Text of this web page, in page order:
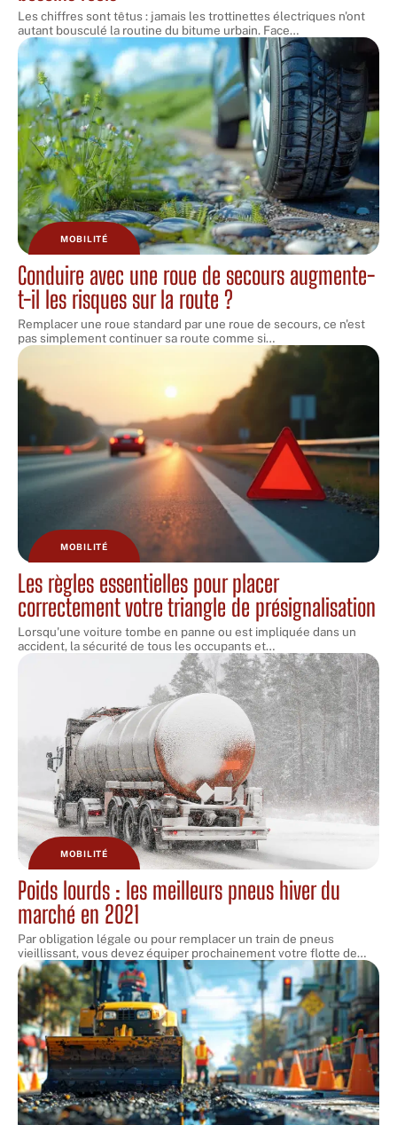
Les chiffres sont têtus : jamais les trottinettes électriques n'ont
autant bousculé la routine du bitume urbain. Face…
MOBILITÉ
Conduire avec une roue de secours augmente-
t-il les risques sur la route ?
Remplacer une roue standard par une roue de secours, ce n'est
pas simplement continuer sa route comme si…
MOBILITÉ
Les règles essentielles pour placer
correctement votre triangle de présignalisation
Lorsqu'une voiture tombe en panne ou est impliquée dans un
accident, la sécurité de tous les occupants et…
MOBILITÉ
Poids lourds : les meilleurs pneus hiver du
marché en 2021
Par obligation légale ou pour remplacer un train de pneus
vieillissant, vous devez équiper prochainement votre flotte de…